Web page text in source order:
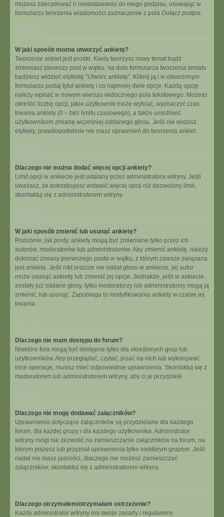
możesz zdecydować o niedodawaniu do niego podpisu, usuwając w
formularzu tworzenia wiadomości zaznaczenie z pola Dołącz podpis.
Na górę
W jaki sposób można utworzyć ankietę?
Tworzenie ankiet jest proste. Kiedy tworzysz nowy temat bądź
zmieniasz pierwszy post w wątku, na dole formularza tworzenia tematu
będziesz widzieć etykietę “Utwórz ankietę”. Kliknij ją i w otworzonym
formularzu podaj tytuł ankiety i co najmniej dwie opcje. Każdą opcję
należy wpisać w nowym wierszu widocznego pola tekstowego. Możesz
określić liczbę opcji, jakie użytkownik może wybrać, wyznaczyć czas
trwania ankiety (0 – bez limitu czasowego), a także umożliwić
użytkownikom zmianę wcześniej oddanego głosu. Jeśli nie widzisz
etykiety, prawdopodobnie nie masz uprawnień do tworzenia ankiet.
Na górę
Dlaczego nie można dodać więcej opcji ankiety?
Limit opcji w ankiecie jest ustalany przez administratora witryny. Jeśli
uważasz, że potrzebujesz wstawić więcej opcji niż dozwolony limit,
skontaktuj się z administratorem witryny.
Na górę
W jaki sposób zmienić lub usunąć ankietę?
Podobnie, jak posty, ankiety mogą być zmieniane tylko przez ich
autorów, moderatorów lub administratorów. Aby zmienić ankietę, należy
dokonać zmiany pierwszego posta w wątku, z którym zawsze związana
jest ankieta. Jeśli nikt jeszcze nie oddał głosu w ankiecie, jej autor
może usunąć ankietę lub zmienić jej opcje. Jednakże, jeśli w ankiecie
zostały już oddane głosy, tylko moderatorzy lub administratorzy mogą ją
zmienić, lub usunąć. Zapobiega to modyfikowaniu ankiety w czasie jej
trwania.
Na górę
Dlaczego nie mam dostępu do forum?
Niektóre fora mogą być dostępne tylko dla określonych grup lub
użytkowników. Aby przeglądać, czytać, pisać na nich lub wykonywać
inne operacje, musisz mieć odpowiednie uprawnienia. Skontaktuj się z
moderatorem lub administratorem witryny, aby ci je przydzielił.
Na górę
Dlaczego nie mogę dodawać załączników?
Uprawnienia dotyczące załączników są przydzielane dla każdego
forum, dla każdej grupy i dla każdego użytkownika. Administrator
witryny mógł nie zezwolić na zamieszczanie załączników na forum, na
którym piszesz lub przyznał uprawnienia tylko niektórym grupom. Jeśli
nadal nie masz jasności, dlaczego nie możesz zamieszczać
załączników, skontaktuj się z administratorem witryny.
Na górę
Dlaczego otrzymałem/otrzymałam ostrzeżenie?
Każdy administrator witryny ma swoje zasady i regulaminy